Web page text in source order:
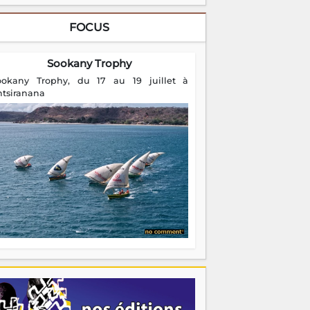
FOCUS
Sookany Trophy
Trophy, du 17 au 19 juillet à